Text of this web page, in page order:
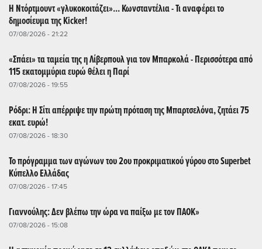
Η Ντόρτμουντ «γλυκοκοιτάζει»... Κωνσταντέλια - Τι αναφέρει το
δημοσίευμα της Kicker!
07/08/2026 - 21:22
«Σπάει» τα ταμεία της η Λίβερπουλ για τον Μπαρκολά - Περισσότερα από
115 εκατομμύρια ευρώ θέλει η Παρί
07/08/2026 - 19:55
Ρόδρι: Η Σίτι απέρριψε την πρώτη πρόταση της Μπαρτσελόνα, ζητάει 75
εκατ. ευρώ!
07/08/2026 - 18:30
Το πρόγραμμα των αγώνων του 2ου προκριματικού γύρου στο Superbet
Κύπελλο Ελλάδας
07/08/2026 - 17:45
Γιαννούλης: Δεν βλέπω την ώρα να παίξω με τον ΠΑΟΚ»
07/08/2026 - 15:08